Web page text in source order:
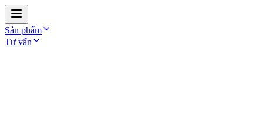
Mang Đến Cho Bạn Sản Phẩm Và Dịch Vụ Cao Cấp
Sản phẩm